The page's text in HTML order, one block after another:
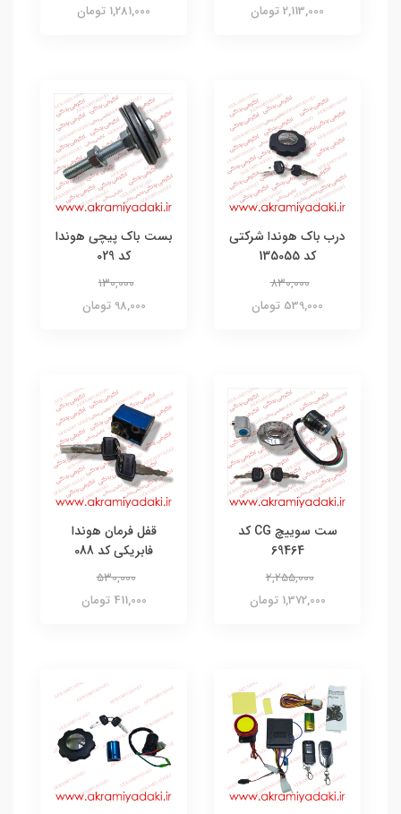
2,113,000 تومان
1,281,000 تومان
درب باک هوندا شرکتی
کد 135055
830,000
539,000 تومان
بست باک پیچی هوندا
کد 029
130,000
98,000 تومان
ست سوییچ CG کد
69464
2,255,000
1,372,000 تومان
قفل فرمان هوندا
فابریکی کد 088
530,000
411,000 تومان